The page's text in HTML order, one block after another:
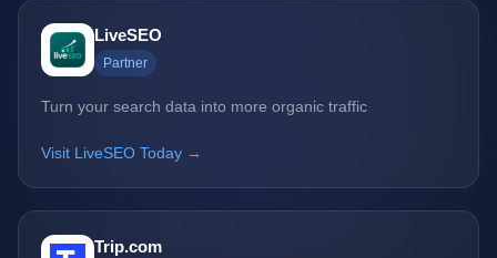
LiveSEO
Partner
Turn your search data into more organic traffic
Visit LiveSEO Today →
Trip.com